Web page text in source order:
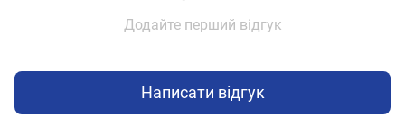
Додайте перший відгук
Написати відгук